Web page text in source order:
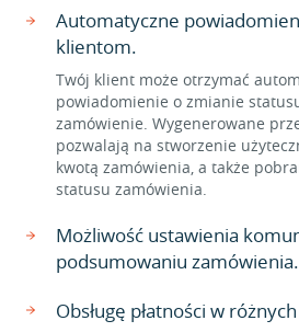
Automatyczne
klientom.
Twój klient może otrzymać
powiadomienie o zmianie
zamówienie. Wygenerowane
pozwalają na stworzenie
kwotą zamówienia, a także
statusu zamówienia.
Możliwość ustawienia
podsumowaniu zamówienia.
Obsługę płatności w